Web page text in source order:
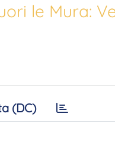
le Mura:
(DC)